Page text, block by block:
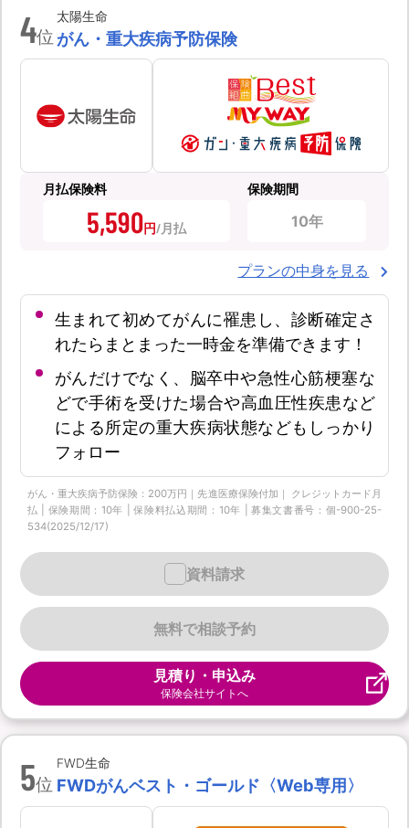
4位
太陽生命
がん・重大疾病予防保険
月払保険料
5,590円
保険期間
10年
プランの中身を見る
生まれて初めてがんに罹患し、診断確定さ
れたらまとまった一時金を準備できます！
がんだけでなく、脳卒中や急性心筋梗塞な
どで手術を受けた場合や高血圧性疾患など
による所定の重大疾病状態などもしっかり
フォロー
がん・重大疾病予防保険：200万円｜先進医療保険付加｜ クレジットカード月
払 | 保険期間：10年 | 保険料払込期間：10年 | 募集文書番号：個-900-25-
534(2025/12/17)
無料で相談予約
資料請求
見積り・申込み
保険会社サイトへ
5位
FWD生命
FWDがんベスト・ゴールド〈Web専用〉